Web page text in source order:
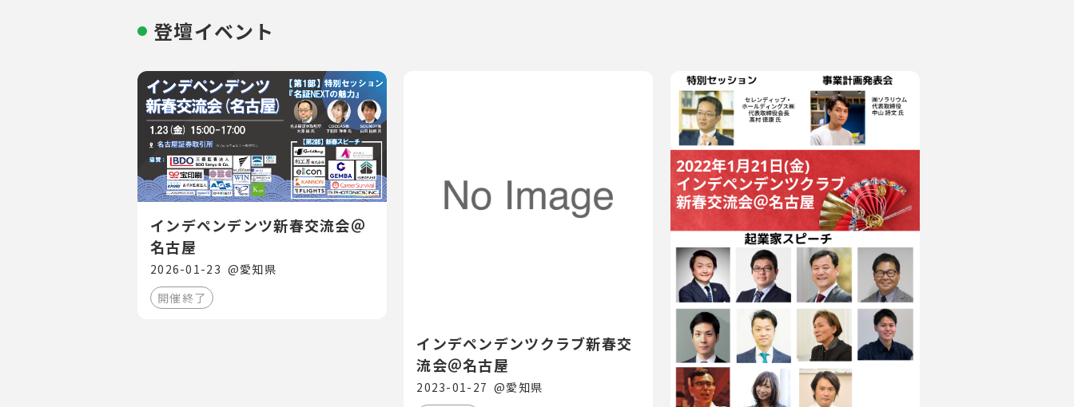
登壇イベント
インデペンデンツ新春交流会＠
名古屋
2026-01-23 @愛知県
開催終了
インデペンデンツクラブ新春交
流会＠名古屋
2023-01-27 @愛知県